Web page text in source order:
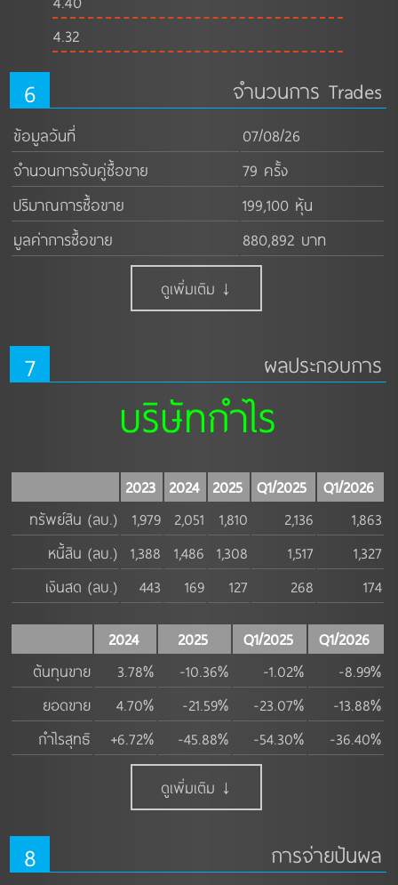
4.32
6 จำนวนการ Trades
ข้อมูลวันที่
07/08/26
จำนวนการจับคู่ซื้อขาย
79 ครั้ง
ปริมาณการซื้อขาย
199,100 หุ้น
มูลค่าการซื้อขาย
880,892 บาท
ดูเพิ่มเติม ↓
7 ผลประกอบการ
บริษัทกำไร
2023 2024 2025 Q1/2025
Q1/2026
ทรัพย์สิน (ลบ.)
1,979 2,051 1,810 2,136
1,863
หนี้สิน (ลบ.)
1,388 1,486 1,308 1,517
1,327
เงินสด (ลบ.)
443 169 127 268 174
2024 2025 Q1/2025
Q1/2026
ต้นทุนขาย
3.78% -10.36% -1.02%
-8.99%
ยอดขาย
4.70% -21.59% -23.07%
-13.88%
กำไรสุทธิ
+6.72% -45.88% -54.30% -36.40%
ดูเพิ่มเติม ↓
8 การจ่ายปันผล